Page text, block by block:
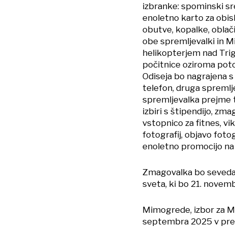
izbranke: spominski
enoletno karto za
obutve, kopalke,
obe spremljevalki in
helikopterjem nad
počitnice oziroma
Odiseja bo nagrajena
telefon, druga
spremljevalka prejme
izbiri s štipendijo,
vstopnico za fitnes,
fotografij, objavo
enoletno promocijo
Zmagovalka bo
sveta, ki bo 21.
Mimogrede, izbor za
septembra 2025 v